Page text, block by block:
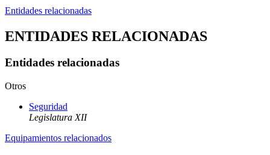
Entidades relacionadas
ENTIDADES RELACIONADAS
Entidades relacionadas
Otros
Seguridad
Legislatura XII
Equipamientos relacionados